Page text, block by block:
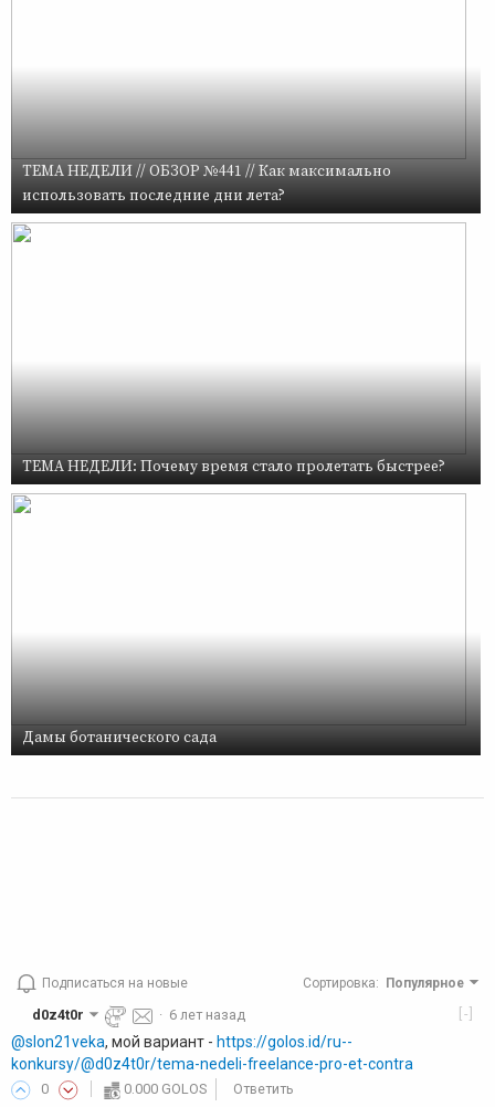
ТЕМА НЕДЕЛИ // ОБЗОР №441 // Как максимально
использовать последние дни лета?
ТЕМА НЕДЕЛИ: Почему время стало пролетать быстрее?
Дамы ботанического сада
Подписаться на новые Сортировка: Популярное
[-]
d0z4t0r · 6 лет назад
@slon21veka, мой вариант - https://golos.id/ru--
konkursy/@d0z4t0r/tema-nedeli-freelance-pro-et-contra
0 0.000 GOLOS Ответить